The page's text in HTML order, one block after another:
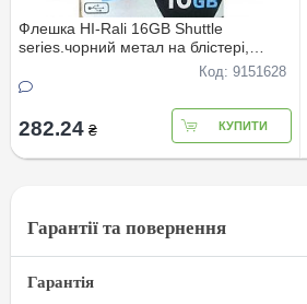
Флешка HI-Rali 16GB Shuttle
series.чорний метал на блiстерi,
Код: 9151628
282.24 ₴ КУПИТИ
Гарантії та повернення
Гарантія